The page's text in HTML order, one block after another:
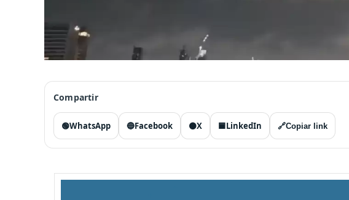
Compartir
🟢WhatsApp 🔵Facebook ⚫X 🟦LinkedIn 🔗Copiar link